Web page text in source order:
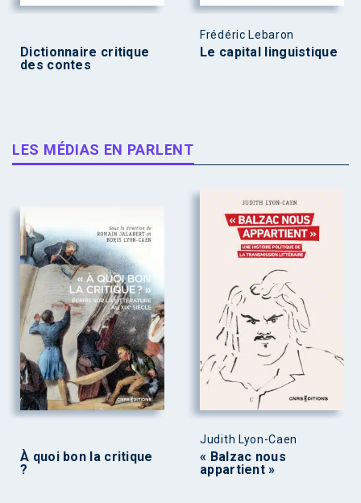
Dictionnaire critique
des contes
Frédéric Lebaron
Le capital linguistique
LES MÉDIAS EN PARLENT
À quoi bon la critique
?
Judith Lyon-Caen
« Balzac nous
appartient »